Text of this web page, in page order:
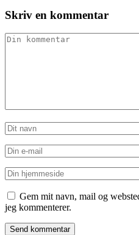
Skriv en kommentar
Gem mit navn, mail og
jeg kommenterer.